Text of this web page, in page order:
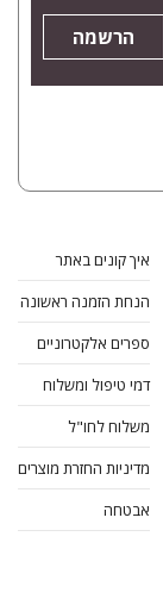
הרשמה
איך קונים באתר
הנחת הזמנה ראשונה
ספרים אלקטרוניים
דמי טיפול ומשלוח
משלוח לחו"ל
מדיניות החזרת מוצרים
אבטחה